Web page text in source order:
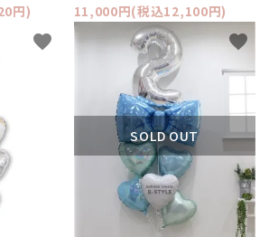
円)
11,000円(税込12,100円)
favorite
SOLD OUT
favorite